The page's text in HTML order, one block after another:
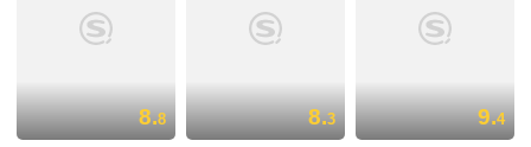
8.8 8.3 9.4